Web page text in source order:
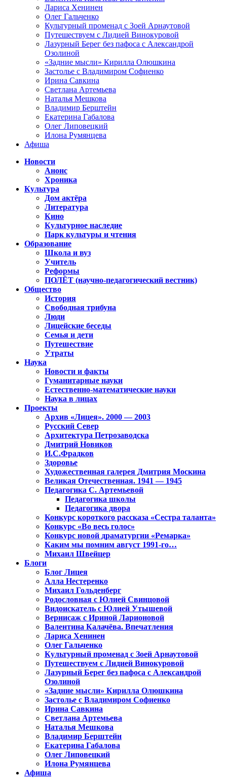
Лариса Хенинен
Олег Гальченко
Культурный променад с Зоей Арнаутовой
Путешествуем с Лидией Винокуровой
Лазурный Берег без пафоса с Александрой
Озолиной
«Задние мысли» Кирилла Олюшкина
Застолье с Владимиром Софиенко
Ирина Савкина
Светлана Артемьева
Наталья Мешкова
Владимир Берштейн
Екатерина Габалова
Олег Липовецкий
Илона Румянцева
Афиша
Новости
Анонс
Хроника
Культура
Дом актёра
Литература
Кино
Культурное наследие
Парк культуры и чтения
Образование
Школа и вуз
Учитель
Реформы
ПОЛЁТ (научно-педагогический вестник)
Общество
История
Свободная трибуна
Люди
Лицейские беседы
Семья и дети
Путешествие
Утраты
Наука
Новости и факты
Гуманитарные науки
Естественно-математические науки
Наука в лицах
Проекты
Архив «Лицея». 2000 — 2003
Русский Север
Архитектура Петрозаводска
Дмитрий Новиков
И.С.Фрадков
Здоровье
Художественная галерея Дмитрия Москина
Великая Отечественная. 1941 — 1945
Педагогика С. Артемьевой
Педагогика школы
Педагогика двора
Конкурс короткого рассказа «Сестра таланта»
Конкурс «Во весь голос»
Конкурс новой драматургии «Ремарка»
Каким мы помним август 1991-го…
Михаил Швейцер
Блоги
Блог Лицея
Алла Нестеренко
Михаил Гольденберг
Родословная с Юлией Свинцовой
Видоискатель с Юлией Утышевой
Вернисаж с Ириной Ларионовой
Валентина Калачёва. Впечатления
Лариса Хенинен
Олег Гальченко
Культурный променад с Зоей Арнаутовой
Путешествуем с Лидией Винокуровой
Лазурный Берег без пафоса с Александрой
Озолиной
«Задние мысли» Кирилла Олюшкина
Застолье с Владимиром Софиенко
Ирина Савкина
Светлана Артемьева
Наталья Мешкова
Владимир Берштейн
Екатерина Габалова
Олег Липовецкий
Илона Румянцева
Афиша